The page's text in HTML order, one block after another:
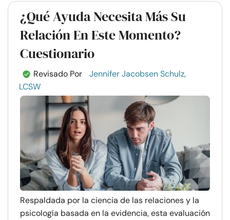
¿Qué Ayuda Necesita Más Su
Relación En Este Momento?
Cuestionario
Revisado Por
Jennifer Jacobsen Schulz,
LCSW
Respaldada por la ciencia de las relaciones y la
psicología basada en la evidencia, esta evaluación